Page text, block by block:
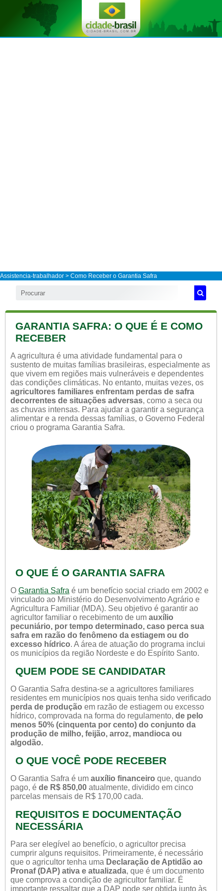
Assistencia-trabalhador > Como Receber o Garantia Safra
GARANTIA SAFRA: O QUE É E COMO
RECEBER
A agricultura é uma atividade fundamental para o
sustento de muitas famílias brasileiras, especialmente as
que vivem em regiões mais vulneráveis e dependentes
das condições climáticas. No entanto, muitas vezes, os
agricultores familiares enfrentam perdas de safra
decorrentes de situações adversas, como a seca ou
as chuvas intensas. Para ajudar a garantir a segurança
alimentar e a renda dessas famílias, o Governo Federal
criou o programa Garantia Safra.
O QUE É O GARANTIA SAFRA
O Garantia Safra é um benefício social criado em 2002 e
vinculado ao Ministério do Desenvolvimento Agrário e
Agricultura Familiar (MDA). Seu objetivo é garantir ao
agricultor familiar o recebimento de um auxílio
pecuniário, por tempo determinado, caso perca sua
safra em razão do fenômeno da estiagem ou do
excesso hídrico. A área de atuação do programa inclui
os municípios da região Nordeste e do Espírito Santo.
QUEM PODE SE CANDIDATAR
O Garantia Safra destina-se a agricultores familiares
residentes em municípios nos quais tenha sido verificado
perda de produção em razão de estiagem ou excesso
hídrico, comprovada na forma do regulamento, de pelo
menos 50% (cinquenta por cento) do conjunto da
produção de milho, feijão, arroz, mandioca ou
algodão.
O QUE VOCÊ PODE RECEBER
O Garantia Safra é um auxílio financeiro que, quando
pago, é de R$ 850,00 atualmente, dividido em cinco
parcelas mensais de R$ 170,00 cada.
REQUISITOS E DOCUMENTAÇÃO
NECESSÁRIA
Para ser elegível ao benefício, o agricultor precisa
cumprir alguns requisitos. Primeiramente, é necessário
que o agricultor tenha uma Declaração de Aptidão ao
Pronaf (DAP) ativa e atualizada, que é um documento
que comprova a condição de agricultor familiar. É
importante ressaltar que a DAP pode ser obtida junto às